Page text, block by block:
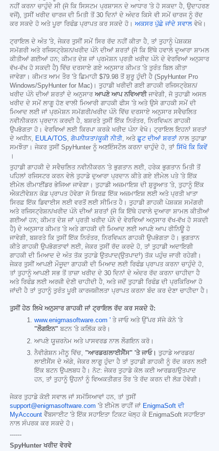
ਨਹੀਂ ਕਰਨਾ ਚਾਹੁੰਦੇ ਸੀ (ਜੋ ਕਿ ਸਿਸਟਮ ਪ੍ਰਸ਼ਾਸਨ ਦੇ ਆਧਾਰ 'ਤੇ ਹੋ ਸਕਦਾ ਹੈ, ਉਦਾਹਰਣ
ਵਜੋਂ), ਤੁਸੀਂ ਖਰੀਦ ਚਾਰਜ ਦੀ ਮਿਤੀ ਤੋਂ 30 ਦਿਨਾਂ ਦੇ ਅੰਦਰ ਕਿਸੇ ਵੀ ਸਮੇਂ ਚਾਰਜ ਨੂੰ ਰੱਦ
ਕਰ ਸਕਦੇ ਹੋ ਅਤੇ ਪੂਰਾ ਰਿਫੰਡ ਪ੍ਰਾਪਤ ਕਰ ਸਕਦੇ ਹੋ। ਅਕਸਰ ਪੁੱਛੇ ਜਾਂਦੇ ਸਵਾਲ ਵੇਖੋ।
ਟ੍ਰਾਇਲ ਦੇ ਅੰਤ 'ਤੇ, ਜੇਕਰ ਤੁਸੀਂ ਸਮੇਂ ਸਿਰ ਰੱਦ ਨਹੀਂ ਕੀਤਾ ਹੈ, ਤਾਂ ਤੁਹਾਨੂੰ ਪੇਸ਼ਕਸ਼
ਸਮੱਗਰੀ ਅਤੇ ਰਜਿਸਟ੍ਰੇਸ਼ਨ/ਖਰੀਦ ਪੰਨੇ ਦੀਆਂ ਸ਼ਰਤਾਂ (ਜੋ ਕਿ ਇੱਥੇ ਹਵਾਲੇ ਦੁਆਰਾ ਸ਼ਾਮਲ
ਕੀਤੀਆਂ ਗਈਆਂ ਹਨ; ਕੀਮਤ ਦੇਸ਼ ਜਾਂ ਪ੍ਰਮੋਸ਼ਨ ਪ੍ਰਤੀ ਖਰੀਦ ਪੰਨੇ ਦੇ ਵੇਰਵਿਆਂ ਅਨੁਸਾਰ
ਵੱਖ-ਵੱਖ ਹੋ ਸਕਦੀ ਹੈ) ਵਿੱਚ ਦਰਸਾਏ ਗਏ ਅਨੁਸਾਰ ਕੀਮਤ 'ਤੇ ਤੁਰੰਤ ਬਿਲ ਕੀਤਾ
ਜਾਵੇਗਾ। ਕੀਮਤ ਆਮ ਤੌਰ 'ਤੇ ਛਿਮਾਹੀ $79.98 ਤੋਂ ਸ਼ੁਰੂ ਹੁੰਦੀ ਹੈ (SpyHunter Pro
Windows/SpyHunter for Mac)। ਤੁਹਾਡੀ ਖਰੀਦੀ ਗਈ ਗਾਹਕੀ ਰਜਿਸਟ੍ਰੇਸ਼ਨ/
ਖਰੀਦ ਪੰਨੇ ਦੀਆਂ ਸ਼ਰਤਾਂ ਦੇ ਅਨੁਸਾਰ ਆਪਣੇ ਆਪ ਨਵਿਆਈਜਾਵੇਗੀ, ਜੋ ਤੁਹਾਡੀ ਅਸਲ
ਖਰੀਦ ਦੇ ਸਮੇਂ ਲਾਗੂ ਹੋਣ ਵਾਲੀ ਮਿਆਰੀ ਗਾਹਕੀ ਫੀਸ 'ਤੇ ਅਤੇ ਉਸੇ ਗਾਹਕੀ ਸਮੇਂ ਦੀ
ਮਿਆਦ ਲਈ ਜਾਂ ਪ੍ਰਮੋਸ਼ਨ ਸਮੱਗਰੀ/ਖਰੀਦ ਪੰਨੇ ਵਿੱਚ ਦਰਸਾਏ ਅਨੁਸਾਰ ਸਵੈਚਲਿਤ
ਨਵੀਨੀਕਰਨ ਪ੍ਰਦਾਨ ਕਰਦੀ ਹੈ, ਬਸ਼ਰਤੇ ਤੁਸੀਂ ਇੱਕ ਨਿਰੰਤਰ, ਨਿਰਵਿਘਨ ਗਾਹਕੀ
ਉਪਭੋਗਤਾ ਹੋ। ਵੇਰਵਿਆਂ ਲਈ ਕਿਰਪਾ ਕਰਕੇ ਖਰੀਦ ਪੰਨਾ ਵੇਖੋ। ਟ੍ਰਾਇਲ ਇਹਨਾਂ ਸ਼ਰਤਾਂ
ਦੇ ਅਧੀਨ, EULA/TOS, ਗੋਪਨੀਯਤਾ/ਕੂਕੀ ਨੀਤੀ, ਅਤੇ ਛੂਟ ਦੀਆਂ ਸ਼ਰਤਾਂ ਨਾਲ ਤੁਹਾਡਾ
ਸਮਝੌਤਾ। ਜੇਕਰ ਤੁਸੀਂ SpyHunter ਨੂੰ ਅਣਇੰਸਟੌਲ ਕਰਨਾ ਚਾਹੁੰਦੇ ਹੋ, ਤਾਂ ਸਿੱਖੋ ਕਿ ਕਿਵੇਂ
।
ਤੁਹਾਡੀ ਗਾਹਕੀ ਦੇ ਸਵੈਚਲਿਤ ਨਵੀਨੀਕਰਨ 'ਤੇ ਭੁਗਤਾਨ ਲਈ, ਹਰੇਕ ਭੁਗਤਾਨ ਮਿਤੀ ਤੋਂ
ਪਹਿਲਾਂ ਰਜਿਸਟਰ ਕਰਨ ਵੇਲੇ ਤੁਹਾਡੇ ਦੁਆਰਾ ਪ੍ਰਦਾਨ ਕੀਤੇ ਗਏ ਈਮੇਲ ਪਤੇ 'ਤੇ ਇੱਕ
ਈਮੇਲ ਰੀਮਾਈਂਡਰ ਭੇਜਿਆ ਜਾਵੇਗਾ। ਤੁਹਾਡੀ ਅਜ਼ਮਾਇਸ਼ ਦੀ ਸ਼ੁਰੂਆਤ 'ਤੇ, ਤੁਹਾਨੂੰ ਇੱਕ
ਐਕਟੀਵੇਸ਼ਨ ਕੋਡ ਪ੍ਰਾਪਤ ਹੋਵੇਗਾ ਜੋ ਸਿਰਫ਼ ਇੱਕ ਅਜ਼ਮਾਇਸ਼ ਲਈ ਅਤੇ ਪ੍ਰਤੀ ਖਾਤਾ
ਸਿਰਫ਼ ਇੱਕ ਡਿਵਾਈਸ ਲਈ ਵਰਤੋਂ ਲਈ ਸੀਮਿਤ ਹੈ। ਤੁਹਾਡੀ ਗਾਹਕੀ ਪੇਸ਼ਕਸ਼ ਸਮੱਗਰੀ
ਅਤੇ ਰਜਿਸਟ੍ਰੇਸ਼ਨ/ਖਰੀਦ ਪੰਨੇ ਦੀਆਂ ਸ਼ਰਤਾਂ (ਜੋ ਕਿ ਇੱਥੇ ਹਵਾਲੇ ਦੁਆਰਾ ਸ਼ਾਮਲ ਕੀਤੀਆਂ
ਗਈਆਂ ਹਨ; ਕੀਮਤ ਦੇਸ਼ ਜਾਂ ਪ੍ਰਤੀ ਖਰੀਦ ਪੰਨੇ ਦੇ ਵੇਰਵਿਆਂ ਅਨੁਸਾਰ ਵੱਖ-ਵੱਖ ਹੋ ਸਕਦੀ
ਹੈ) ਦੇ ਅਨੁਸਾਰ ਕੀਮਤ 'ਤੇ ਅਤੇ ਗਾਹਕੀ ਦੀ ਮਿਆਦ ਲਈ ਆਪਣੇ ਆਪ ਰੀਨਿਊ ਹੋ
ਜਾਵੇਗੀ, ਬਸ਼ਰਤੇ ਕਿ ਤੁਸੀਂ ਇੱਕ ਨਿਰੰਤਰ, ਨਿਰਵਿਘਨ ਗਾਹਕੀ ਉਪਭੋਗਤਾ ਹੋ। ਭੁਗਤਾਨ
ਕੀਤੇ ਗਾਹਕੀ ਉਪਭੋਗਤਾਵਾਂ ਲਈ, ਜੇਕਰ ਤੁਸੀਂ ਰੱਦ ਕਰਦੇ ਹੋ, ਤਾਂ ਤੁਹਾਡੀ ਅਦਾਇਗੀ
ਗਾਹਕੀ ਦੀ ਮਿਆਦ ਦੇ ਅੰਤ ਤੱਕ ਤੁਹਾਡੇ ਉਤਪਾਦ(ਉਤਪਾਦਾਂ) ਤੱਕ ਪਹੁੰਚ ਜਾਰੀ ਰਹੇਗੀ।
ਜੇਕਰ ਤੁਸੀਂ ਆਪਣੀ ਮੌਜੂਦਾ ਗਾਹਕੀ ਦੀ ਮਿਆਦ ਲਈ ਰਿਫੰਡ ਪ੍ਰਾਪਤ ਕਰਨਾ ਚਾਹੁੰਦੇ ਹੋ,
ਤਾਂ ਤੁਹਾਨੂੰ ਆਪਣੀ ਸਭ ਤੋਂ ਤਾਜ਼ਾ ਖਰੀਦ ਦੇ 30 ਦਿਨਾਂ ਦੇ ਅੰਦਰ ਰੱਦ ਕਰਨਾ ਚਾਹੀਦਾ ਹੈ
ਅਤੇ ਰਿਫੰਡ ਲਈ ਅਰਜ਼ੀ ਦੇਣੀ ਚਾਹੀਦੀ ਹੈ, ਅਤੇ ਜਦੋਂ ਤੁਹਾਡੀ ਰਿਫੰਡ ਦੀ ਪ੍ਰਕਿਰਿਆ ਹੋ
ਜਾਂਦੀ ਹੈ ਤਾਂ ਤੁਹਾਨੂੰ ਤੁਰੰਤ ਪੂਰੀ ਕਾਰਜਸ਼ੀਲਤਾ ਪ੍ਰਾਪਤ ਕਰਨਾ ਬੰਦ ਕਰ ਦੇਣਾ ਚਾਹੀਦਾ ਹੈ।
ਤੁਸੀਂ ਹੇਠ ਲਿਖੇ ਅਨੁਸਾਰ ਗਾਹਕੀ ਜਾਂ ਟ੍ਰਾਇਲ ਰੱਦ ਕਰ ਸਕਦੇ ਹੋ:
www.enigmasoftware.com ' ਤੇ ਜਾਓ ਅਤੇ ਉੱਪਰ ਸੱਜੇ ਕੋਨੇ 'ਤੇ
"ਲੌਗਇਨ" ਬਟਨ 'ਤੇ ਕਲਿੱਕ ਕਰੋ।
ਆਪਣੇ ਯੂਜ਼ਰਨੇਮ ਅਤੇ ਪਾਸਵਰਡ ਨਾਲ ਲੌਗਇਨ ਕਰੋ।
ਨੈਵੀਗੇਸ਼ਨ ਮੀਨੂ ਵਿੱਚ, "ਆਰਡਰ/ਲਾਈਸੈਂਸ" 'ਤੇ ਜਾਓ। ਤੁਹਾਡੇ ਆਰਡਰ/
ਲਾਈਸੈਂਸ ਦੇ ਅੱਗੇ, ਜੇਕਰ ਲਾਗੂ ਹੁੰਦਾ ਹੈ ਤਾਂ ਤੁਹਾਡੀ ਗਾਹਕੀ ਨੂੰ ਰੱਦ ਕਰਨ ਲਈ
ਇੱਕ ਬਟਨ ਉਪਲਬਧ ਹੈ। ਨੋਟ: ਜੇਕਰ ਤੁਹਾਡੇ ਕੋਲ ਕਈ ਆਰਡਰ/ਉਤਪਾਦ
ਹਨ, ਤਾਂ ਤੁਹਾਨੂੰ ਉਹਨਾਂ ਨੂੰ ਵਿਅਕਤੀਗਤ ਤੌਰ 'ਤੇ ਰੱਦ ਕਰਨ ਦੀ ਲੋੜ ਹੋਵੇਗੀ।
ਜੇਕਰ ਤੁਹਾਡੇ ਕੋਈ ਸਵਾਲ ਜਾਂ ਸਮੱਸਿਆਵਾਂ ਹਨ, ਤਾਂ ਤੁਸੀਂ
support@enigmasoftware.com 'ਤੇ ਈਮੇਲ ਰਾਹੀਂ ਜਾਂ EnigmaSoft ਦੀ
MyAccount ਵੈੱਬਸਾਈਟ 'ਤੇ ਇੱਕ ਸਹਾਇਤਾ ਟਿਕਟ ਖੋਲ੍ਹ ਕੇ EnigmaSoft ਸਹਾਇਤਾ
ਨਾਲ ਸੰਪਰਕ ਕਰ ਸਕਦੇ ਹੋ।
------
SpyHunter ਖਰੀਦ ਵੇਰਵੇ